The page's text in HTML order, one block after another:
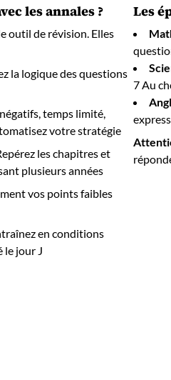
les annales ?
outil de révision. Elles
la logique des questions
temps limité,
votre stratégie
les chapitres et
plusieurs années
vos points faibles
en conditions
le jour J
Les
7 Au